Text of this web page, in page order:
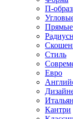
П-
Прямые
Стиль
Евро
Кантри